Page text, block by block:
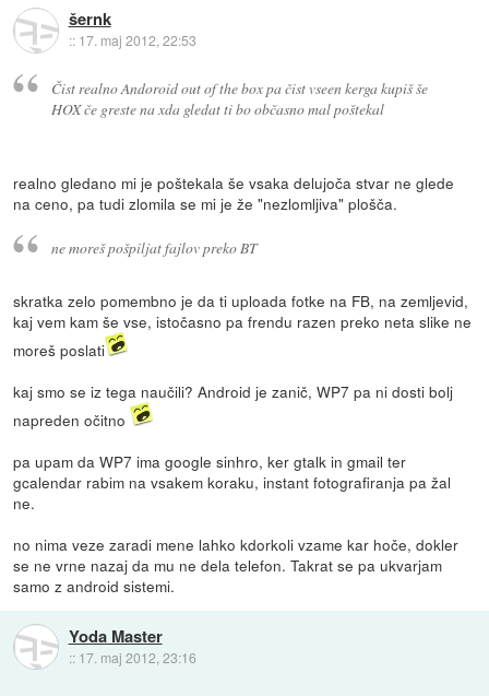
šernk
:: 17. maj 2012, 22:53
Čist realno Andoroid out of the box pa čist vseen kerga kupiš še
HOX če greste na xda gledat ti bo občasno mal poštekal
realno gledano mi je poštekala še vsaka delujoča stvar ne glede
na ceno, pa tudi zlomila se mi je že "nezlomljiva" plošča.
ne moreš pošpiljat fajlov preko BT
skratka zelo pomembno je da ti uploada fotke na FB, na zemljevid,
kaj vem kam še vse, istočasno pa frendu razen preko neta slike ne
moreš poslati
kaj smo se iz tega naučili? Android je zanič, WP7 pa ni dosti bolj
napreden očitno
pa upam da WP7 ima google sinhro, ker gtalk in gmail ter
gcalendar rabim na vsakem koraku, instant fotografiranja pa žal
ne.
no nima veze zaradi mene lahko kdorkoli vzame kar hoče, dokler
se ne vrne nazaj da mu ne dela telefon. Takrat se pa ukvarjam
samo z android sistemi.
Yoda Master
:: 17. maj 2012, 23:16